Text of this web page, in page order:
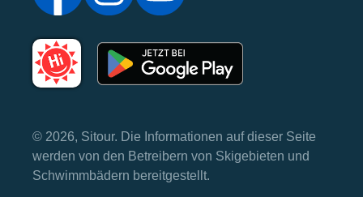
© 2026, Sitour. Die Informationen auf dieser Seite
werden von den Betreibern von Skigebieten und
Schwimmbädern bereitgestellt.